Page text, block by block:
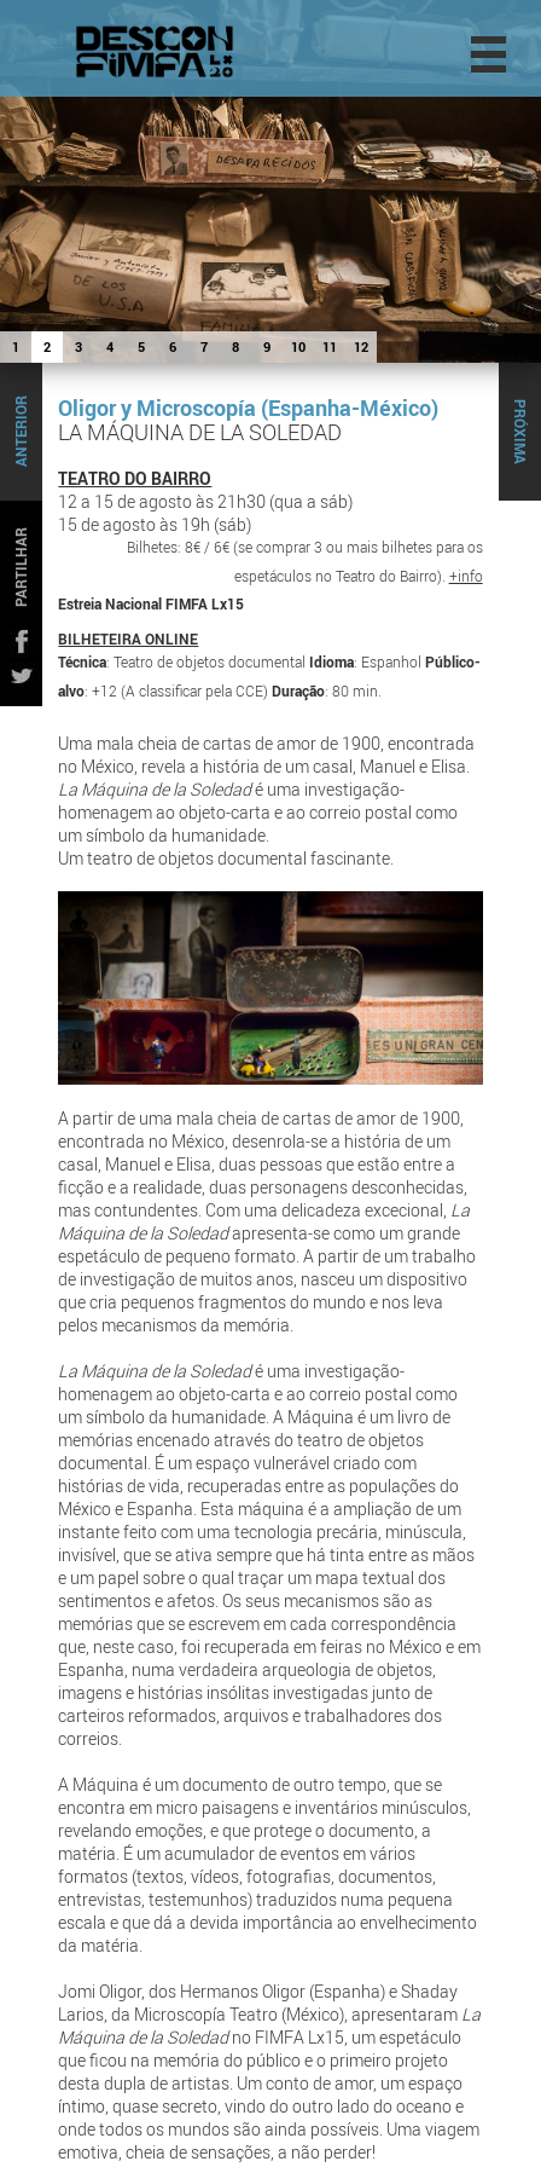
1 2 3 4 5 6 7 8 9 10 11 12
PRÓXIMA
ANTERIOR
PARTILHAR
Oligor y Microscopía (Espanha-México)
LA MÁQUINA DE LA SOLEDAD
TEATRO DO BAIRRO
12 a 15 de agosto às 21h30 (qua a sáb)
15 de agosto às 19h (sáb)
Bilhetes: 8€ / 6€ (se comprar 3 ou mais bilhetes para os
espetáculos no Teatro do Bairro). +info
Estreia Nacional FIMFA Lx15
BILHETEIRA ONLINE
Técnica: Teatro de objetos documental Idioma: EspanholPúblico-
alvo: +12 (A classificar pela CCE)Duração: 80 min.
Uma mala cheia de cartas de amor de 1900, encontrada
no México, revela a história de um casal, Manuel e Elisa.
La Máquina de la Soledadé uma investigação-
homenagem ao objeto-carta e ao correio postal como
um símbolo da humanidade.
Um teatro de objetos documental fascinante.
A partir de uma mala cheia de cartas de amor de 1900,
encontrada no México, desenrola-se a história de um
casal, Manuel e Elisa, duas pessoas que estão entre a
ficção e a realidade, duas personagens desconhecidas,
mas contundentes. Com uma delicadeza excecional, La
Máquina de la Soledadapresenta-se como um grande
espetáculo de pequeno formato. A partir de um trabalho
de investigação de muitos anos, nasceu um dispositivo
que cria pequenos fragmentos do mundo e nos leva
pelos mecanismos da memória.
La Máquina de la Soledadé uma investigação-
homenagem ao objeto-carta e ao correio postal como
um símbolo da humanidade. A Máquina é um livro de
memórias encenado através do teatro de objetos
documental. É um espaço vulnerável criado com
histórias de vida, recuperadas entre as populações do
México e Espanha. Esta máquina é a ampliação de um
instante feito com uma tecnologia precária, minúscula,
invisível, que se ativa sempre que há tinta entre as mãos
e um papel sobre o qual traçar um mapa textual dos
sentimentos e afetos. Os seus mecanismos são as
memórias que se escrevem em cada correspondência
que, neste caso, foi recuperada em feiras no México e em
Espanha, numa verdadeira arqueologia de objetos,
imagens e histórias insólitas investigadas junto de
carteiros reformados, arquivos e trabalhadores dos
correios.
A Máquina é um documento de outro tempo, que se
encontra em micro paisagens e inventários minúsculos,
revelando emoções, e que protege o documento, a
matéria. É um acumulador de eventos em vários
formatos (textos, vídeos, fotografias, documentos,
entrevistas, testemunhos) traduzidos numa pequena
escala e que dá a devida importância ao envelhecimento
da matéria.
Jomi Oligor, dos Hermanos Oligor (Espanha) e Shaday
Larios, da Microscopía Teatro (México), apresentaram La
Máquina de la Soledadno FIMFA Lx15, um espetáculo
que ficou na memória do público e o primeiro projeto
desta dupla de artistas. Um conto de amor, um espaço
íntimo, quase secreto, vindo do outro lado do oceano e
onde todos os mundos são ainda possíveis. Uma viagem
emotiva, cheia de sensações, a não perder!